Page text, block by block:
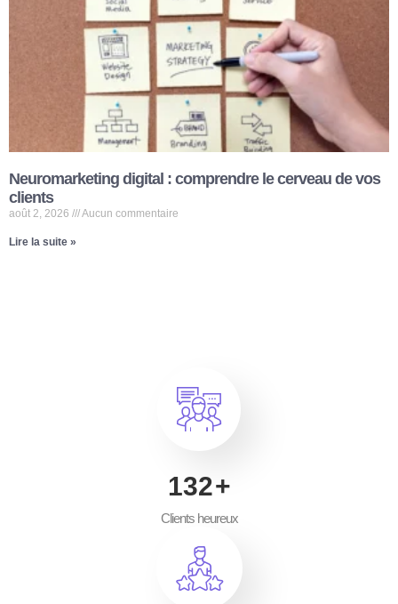
Neuromarketing digital : comprendre le cerveau de vos
clients
août 2, 2026 Aucun commentaire
Lire la suite »
200+
Clients heureux